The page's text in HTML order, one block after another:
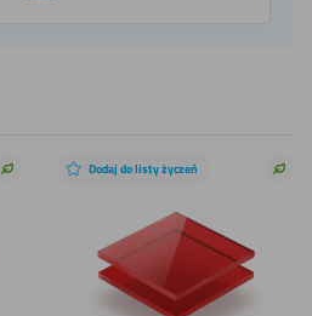
ZrównoważonyDodaj do listy życzeń